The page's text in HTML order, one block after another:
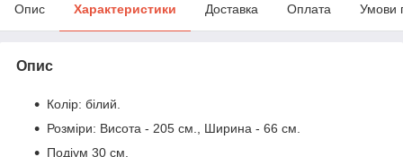
Опис Характеристики Доставка Оплата Умови
Опис
Колір: білий.
Розміри: Висота - 205 см., Ширина - 66 см.
Подіум 30 см.